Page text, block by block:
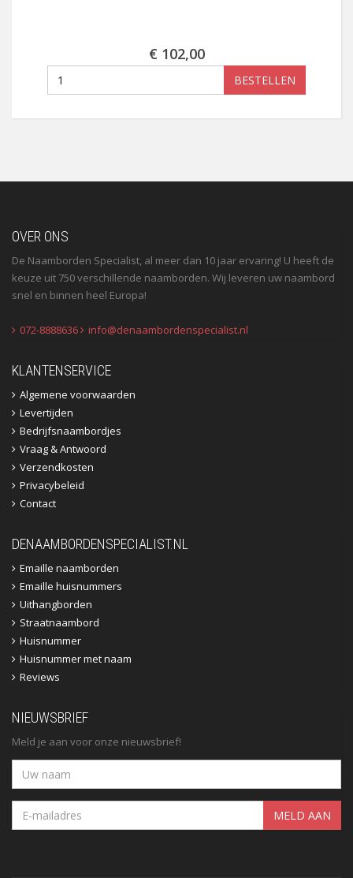
€ 102,00
BESTELLEN
OVER ONS
De Naamborden Specialist, al meer dan 10 jaar ervaring! U heeft de
keuze uit 750 verschillende naamborden. Wij leveren uw naambord
snel en binnen heel Europa!
072-8888636 info@denaambordenspecialist.nl
KLANTENSERVICE
Algemene voorwaarden
Levertijden
Bedrijfsnaambordjes
Vraag & Antwoord
Verzendkosten
Privacybeleid
Contact
DENAAMBORDENSPECIALIST.NL
Emaille naamborden
Emaille huisnummers
Uithangborden
Straatnaambord
Huisnummer
Huisnummer met naam
Reviews
NIEUWSBRIEF
Meld je aan voor onze nieuwsbrief!
MELD AAN